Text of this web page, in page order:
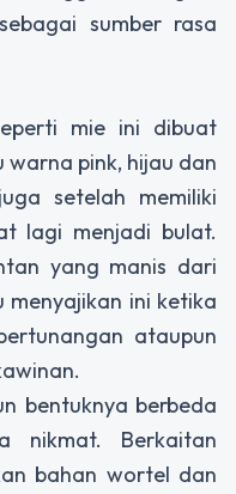
sumber rasa
mie ini dibuat
warna pink, hijau dan
setelah memiliki
lagi menjadi bulat.
yang manis dari
ini ketika
ataupun
bentuknya berbeda
nikmat. Berkaitan
bahan wortel dan